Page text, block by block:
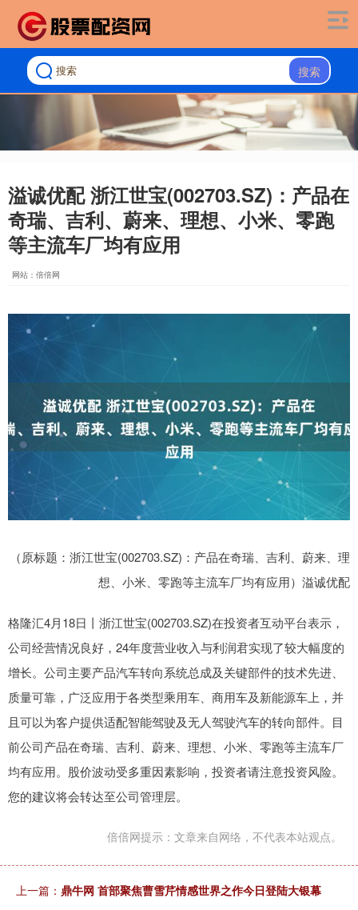
搜索
溢诚优配 浙江世宝(002703.SZ)：产品在
奇瑞、吉利、蔚来、理想、小米、零跑
等主流车厂均有应用
网站：倍倍网
（原标题：浙江世宝(002703.SZ)：产品在奇瑞、吉利、蔚来、理
想、小米、零跑等主流车厂均有应用）溢诚优配
格隆汇4月18日丨浙江世宝(002703.SZ)在投资者互动平台表示，
公司经营情况良好，24年度营业收入与利润君实现了较大幅度的
增长。公司主要产品汽车转向系统总成及关键部件的技术先进、
质量可靠，广泛应用于各类型乘用车、商用车及新能源车上，并
且可以为客户提供适配智能驾驶及无人驾驶汽车的转向部件。目
前公司产品在奇瑞、吉利、蔚来、理想、小米、零跑等主流车厂
均有应用。股价波动受多重因素影响，投资者请注意投资风险。
您的建议将会转达至公司管理层。
倍倍网提示：文章来自网络，不代表本站观点。
上一篇： 鼎牛网 首部聚焦曹雪芹情感世界之作今日登陆大银幕